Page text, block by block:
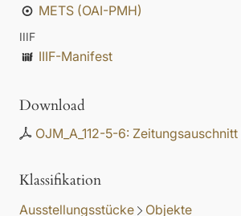
METS (OAI-PMH)
IIIF
IIIF-Manifest
Download
OJM_A_112-5-6: Zeitungsauschnitt
Klassifikation
Ausstellungsstücke Objekte